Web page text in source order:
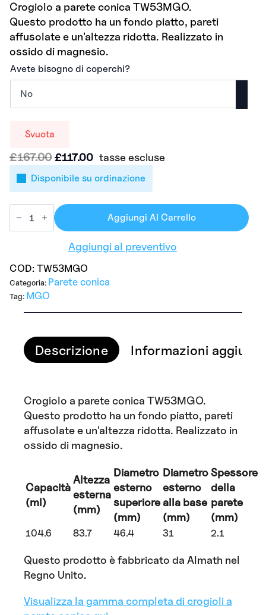
Crogiolo a parete conica TW53MGO.
Questo prodotto ha un fondo piatto, pareti
affusolate e un'altezza ridotta. Realizzato in
ossido di magnesio.
Avete bisogno di coperchi?
Svuota
£167.00 Il
prezzo
originale
era:
£167.00.
£117.00Il
prezzo
attuale
è:
£117.00.
tasse escluse
Disponibile su ordinazione
Aggiungi Al Carrello
Aggiungi al preventivo
COD: TW53MGO
Categoria: Parete conica
Tag: MGO
Descrizione Informazioni
Crogiolo a parete conica TW53MGO.
Questo prodotto ha un fondo piatto, pareti
affusolate e un'altezza ridotta. Realizzato in
ossido di magnesio.
Capacità
(ml)
Altezza
esterna
(mm)
Diametro
esterno
superiore
(mm)
Diametro
esterno
alla base
(mm)
Spessore
della
parete
(mm)
104.6 83.7 46.4 31 2.1
Questo prodotto è fabbricato da Almath nel
Regno Unito.
Visualizza la gamma completa di crogioli a